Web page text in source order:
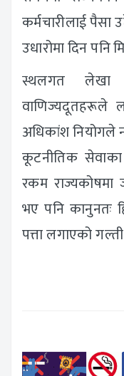
कर्मचारीलाई
उधारोमा दिन पनि
स्थलगत लेखा
वाणिज्यदूतहरूले
अधिकांश नियोगले
कूटनीतिक सेवाका
रकम राज्यकोषमा
भए पनि कानुनतः
पत्ता लगाएको